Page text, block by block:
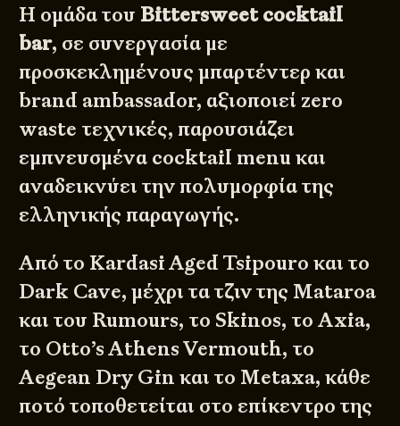
Η ομάδα του Bittersweet cocktail
bar, σε συνεργασία με
προσκεκλημένους μπαρτέντερ και
brand ambassador, αξιοποιεί zero
waste τεχνικές, παρουσιάζει
εμπνευσμένα cocktail menu και
αναδεικνύει την πολυμορφία της
ελληνικής παραγωγής.
Από το Kardasi Aged Tsipouro και το
Dark Cave, μέχρι τα τζιν της Mataroa
και του Rumours, το Skinos, το Axia,
το Otto’s Athens Vermouth, το
Aegean Dry Gin και το Metaxa, κάθε
ποτό τοποθετείται στο επίκεντρο της